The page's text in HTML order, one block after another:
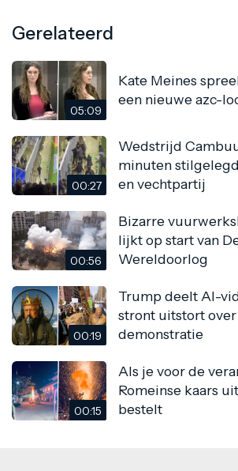
Gerelateerd
05:09
Kate Meines
een nieuwe azc-
00:27
Wedstrijd
minuten
en vechtpartij
00:56
Bizarre
lijkt op start van
Wereldoorlog
00:19
Trump deelt AI-
stront uitstort
demonstratie
00:15
Als je voor de
Romeinse kaars
bestelt